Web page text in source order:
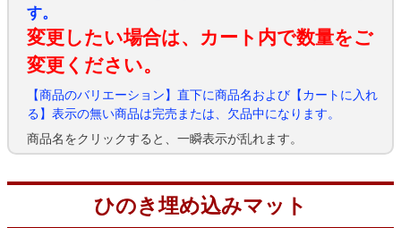
す。
変更したい場合は、カート内で数量をご
変更ください。
【商品のバリエーション】直下に商品名および【カートに入れ
る】表示の無い商品は完売または、欠品中になります。
商品名をクリックすると、一瞬表示が乱れます。
ひのき埋め込みマット